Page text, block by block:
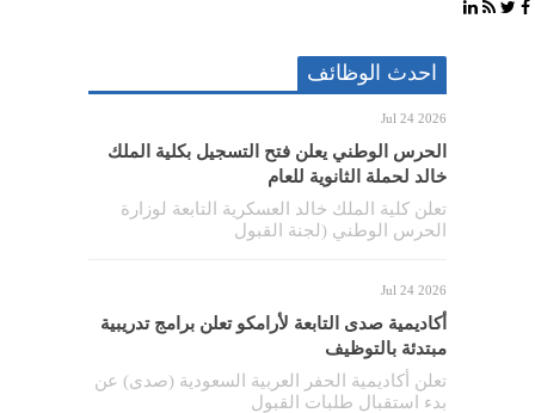
احدث الوظائف
Jul 24 2026
الحرس الوطني يعلن فتح التسجيل بكلية الملك
خالد لحملة الثانوية للعام
تعلن كلية الملك خالد العسكرية التابعة لوزارة
الحرس الوطني (لجنة القبول
Jul 24 2026
أكاديمية صدى التابعة لأرامكو تعلن برامج تدريبية
مبتدئة بالتوظيف
تعلن أكاديمية الحفر العربية السعودية (صدى) عن
بدء استقبال طلبات القبول